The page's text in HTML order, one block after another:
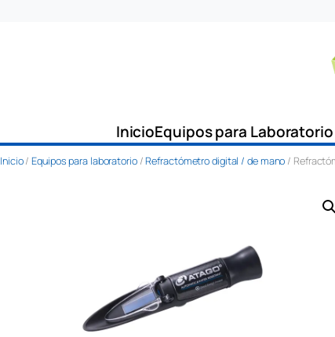
InicioEquipos para Laboratorio
Inicio/Equipos para laboratorio/Refractómetro digital / de mano /